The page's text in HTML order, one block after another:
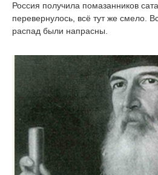
Россия получила помазанников
перевернулось, всё тут же смело.
распад были напрасны.